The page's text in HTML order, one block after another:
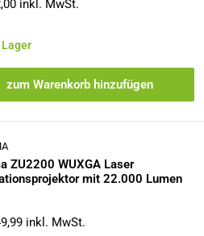
inkl. MwSt.
zum Warenkorb hinzufügen
ZU2200 WUXGA Laser
mit 22.000 Lumen
inkl. MwSt.